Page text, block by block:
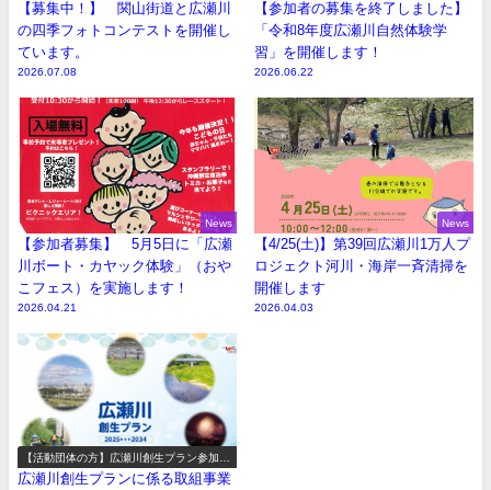
【募集中！】 関山街道と広瀬川
の四季フォトコンテストを開催し
ています。
2026.07.08
【参加者の募集を終了しました】
「令和8年度広瀬川自然体験学
習」を開催します！
2026.06.22
News
【参加者募集】 5月5日に「広瀬
川ボート・カヤック体験」（おや
こフェス）を実施します！
2026.04.21
News
【4/25(土)】第39回広瀬川1万人プ
ロジェクト河川・海岸一斉清掃を
開催します
2026.04.03
【活動団体の方】広瀬川創生プラン参加事
業の募集
広瀬川創生プランに係る取組事業